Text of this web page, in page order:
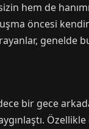
hem de
öncesi
genelde
bir gece